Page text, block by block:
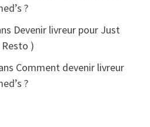
?
Devenir livreur pour Just
)
Comment devenir livreur
?